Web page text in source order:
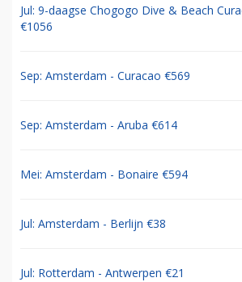
Jul: 9-daagse Chogogo Dive & Beach
€1056
Sep: Amsterdam - Curacao €569
Sep: Amsterdam - Aruba €614
Mei: Amsterdam - Bonaire €594
Jul: Amsterdam - Berlijn €38
Jul: Rotterdam - Antwerpen €21